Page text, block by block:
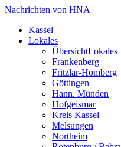
Nachrichten von HNA
Kassel
Lokales
ÜbersichtLokales
Frankenberg
Fritzlar-Homberg
Göttingen
Hann. Münden
Hofgeismar
Kreis Kassel
Melsungen
Northeim